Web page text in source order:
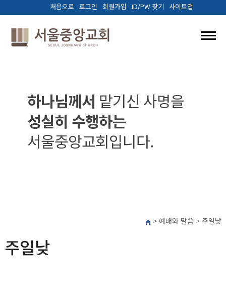
사이트맵
ID/PW 찾기
회원가입
로그인
처음으로
예배와말씀
양육.훈련
선교/나눔
하나님께서 맡기신 사명을
성실히 수행하는
서울중앙교회입니다.
> 예배와 말씀 > 주일낮
주일낮